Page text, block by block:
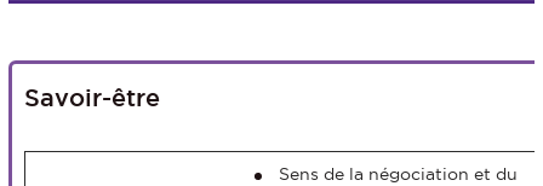
Savoir-être
Sens de la négociation et du